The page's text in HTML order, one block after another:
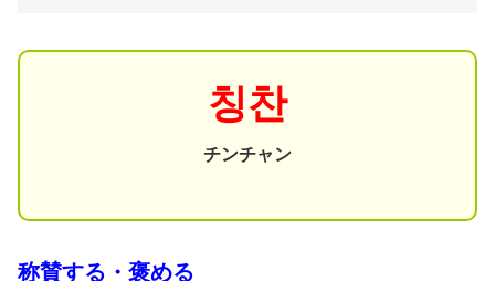
칭찬
チンチャン
称賛する・褒める